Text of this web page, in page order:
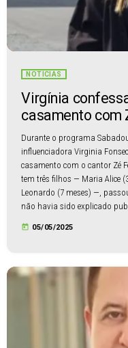
NOTÍCIAS
Virgínia
casamento com
Durante o programa
influenciadora Virginia
casamento com o cantor Zé
tem três filhos — Maria Alice
Leonardo (7 meses) —,
não havia sido explicado
today 05/05/2025